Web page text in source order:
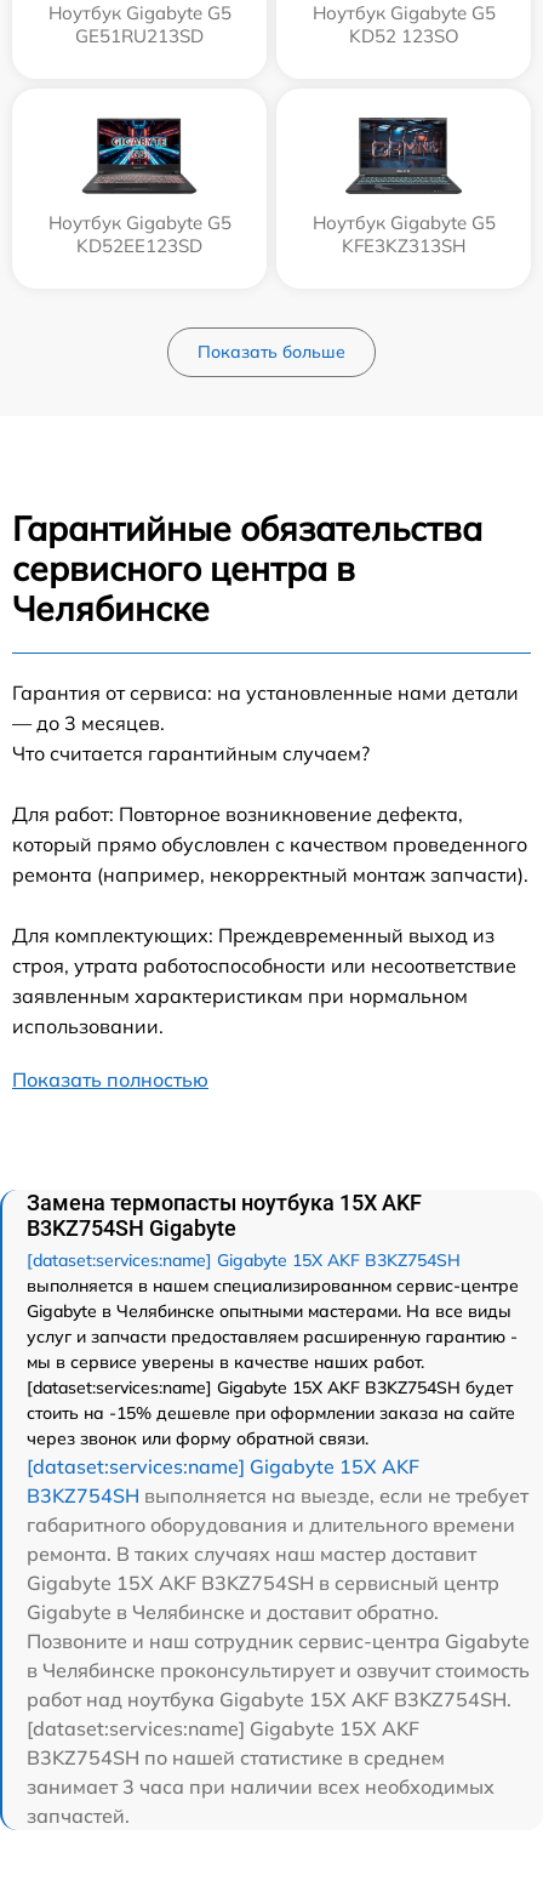
Ноутбук Gigabyte G5
GE51RU213SD
Ноутбук Gigabyte G5
KD52 123SO
Ноутбук Gigabyte G5
KD52EE123SD
Ноутбук Gigabyte G5
KFE3KZ313SH
Показать больше
Гарантийные обязательства
сервисного центра в
Челябинске
Гарантия от сервиса: на установленные нами детали
— до 3 месяцев.
Что считается гарантийным случаем?
Для работ: Повторное возникновение дефекта,
который прямо обусловлен с качеством проведенного
ремонта (например, некорректный монтаж запчасти).
Для комплектующих: Преждевременный выход из
строя, утрата работоспособности или несоответствие
заявленным характеристикам при нормальном
использовании.
Показать полностью
Замена термопасты ноутбука 15X AKF
B3KZ754SH Gigabyte
[dataset:services:name] Gigabyte 15X AKF B3KZ754SH
выполняется в нашем специализированном сервис-центре
Gigabyte в Челябинске опытными мастерами. На все виды
услуг и запчасти предоставляем расширенную гарантию -
мы в сервисе уверены в качестве наших работ.
[dataset:services:name] Gigabyte 15X AKF B3KZ754SH будет
стоить на -15% дешевле при оформлении заказа на сайте
через звонок или форму обратной связи.
[dataset:services:name] Gigabyte 15X AKF
B3KZ754SH выполняется на выезде, если не требует
габаритного оборудования и длительного времени
ремонта. В таких случаях наш мастер доставит
Gigabyte 15X AKF B3KZ754SH в сервисный центр
Gigabyte в Челябинске и доставит обратно.
Позвоните и наш сотрудник сервис-центра Gigabyte
в Челябинске проконсультирует и озвучит стоимость
работ над ноутбука Gigabyte 15X AKF B3KZ754SH.
[dataset:services:name] Gigabyte 15X AKF
B3KZ754SH по нашей статистике в среднем
занимает 3 часа при наличии всех необходимых
запчастей.